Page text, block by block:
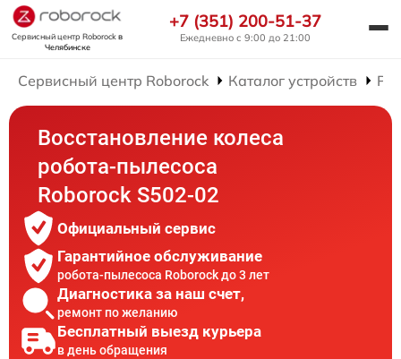
Сервисный центр Roborockв
Челябинске
+7 (351) 200-51-37
Ежедневно с 9:00 до 21:00
Сервисный центр Roborock Каталог устройств
Восстановление колеса
робота-пылесоса
Roborock S502-02
Официальный сервис
Гарантийное обслуживание
робота-пылесоса Roborock до 3 лет
Диагностика за наш счет,
ремонт по желанию
Бесплатный выезд курьера
в день обращения